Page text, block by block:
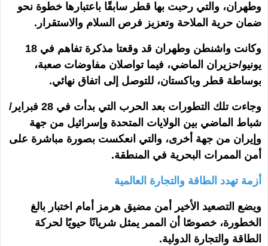
وطهران، والتي رحبت بها قطر سابقًا باعتبارها خطوة نحو
ضمان حرية الملاحة وتعزيز فرص السلام والاستقرار.
وكانت واشنطن وطهران قد وقعتا مذكرة تفاهم في 18
يونيو/حزيران الماضي، فيما تواصلان مفاوضات صعبة،
بوساطة قطر وباكستان، للتوصل إلى اتفاق نهائي.
وجاءت تلك التطورات بعد الحرب التي بدأت في 28 فبراير/
شباط الماضي بين الولايات المتحدة وإسرائيل من جهة
وإيران من جهة أخرى، والتي انعكست بصورة مباشرة على
أمن الممرات البحرية في المنطقة.
أزمة تهدد الطاقة والتجارة العالمية
ويضع التصعيد الأخير أمن مضيق هرمز أمام اختبار بالغ
الخطورة، خصوصًا أن الممر يمثل شريانًا حيويًا لحركة
الطاقة والتجارة الدولية.